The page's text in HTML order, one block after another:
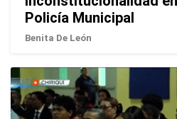
Policía Municipal
Benita De León